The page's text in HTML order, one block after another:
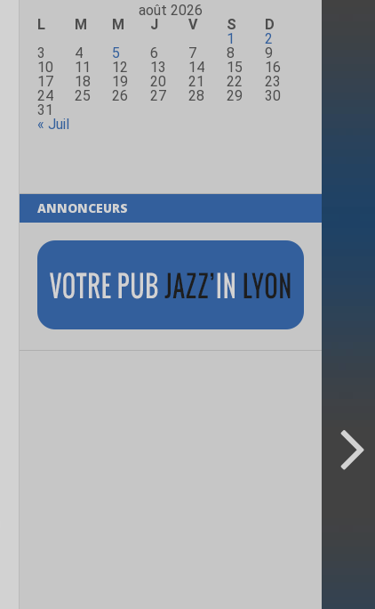
août 2026
L
M M J V S
D
1
2
3
4 5 6 7 8
9
10
11 12 13 14 15
16
17
18 19 20 21 22
23
24
25 26 27 28 29
30
31
« Juil
ANNONCEURS